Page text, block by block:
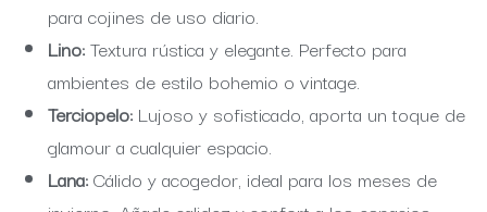
para cojines de uso diario.
Lino:Textura rústica y elegante. Perfecto para
ambientes de estilo bohemio o vintage.
Terciopelo: Lujoso y sofisticado, aporta un toque de
glamour a cualquier espacio.
Lana:Cálido y acogedor, ideal para los meses de